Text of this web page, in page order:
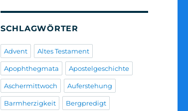
SCHLAGWÖRTER
Advent Altes Testament
Apophthegmata Apostelgeschichte
Aschermittwoch Auferstehung
Barmherzigkeit Bergpredigt